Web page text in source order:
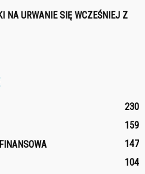
NA URWANIE SIĘ WCZEŚNIEJ Z
230
159
147
104